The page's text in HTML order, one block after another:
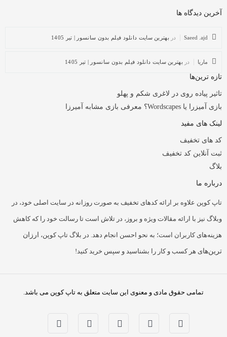
آخرین دیدگاه ها
Saeed .ajd در بهترین سایت دانلود فیلم بدون سانسور | تیر 1405
ماریا در بهترین سایت دانلود فیلم بدون سانسور | تیر 1405
تازه ترین‌ها
تاثیر پیاده روی در لاغری شکم و پهلو
بازی آمیزرا یا Wordscapes؟ معرفی بازی مشابه آمیرزا
لینک های مفید
کد های تخفیف
ثبت آنلاین کد تخفیف
بلاگ
درباره ما
تاپ کوپن علاوه بر ارائه کدهای تخفیف به صورت روزانه در سایت اصلی خود، در
وبلاگ نیز با ارائه مقالات ویژه و بروز، در تلاش است تا رسالت خود را که کاهش
هزینه‌های کاربران است؛ به نحو احسن انجام دهد. در بلاگ تاپ کوپن، ارزان
ترین‌های هر کسب و کار را بشناسید و سپس خرید کنید!
تمامی حقوق مادی و معنوی این سایت متعلق به تاپ کوپن می باشد.